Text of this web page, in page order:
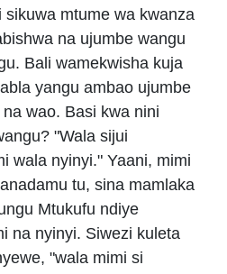
sikuwa mtume wa kwanza
na ujumbe wangu
Bali wamekwisha kuja
yangu ambao ujumbe
wao. Basi kwa nini
"Wala sijui
wala nyinyi." Yaani, mimi
tu, sina mamlaka
Mtukufu ndiye
na nyinyi. Siwezi kuleta
"wala mimi si